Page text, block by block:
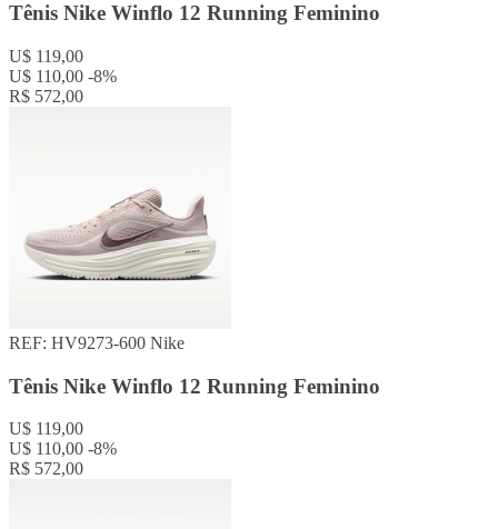
Tênis Nike Winflo 12 Running Feminino
U$ 119,00
U$ 110,00 -8%
R$ 572,00
REF: HV9273-600 Nike
Tênis Nike Winflo 12 Running Feminino
U$ 119,00
U$ 110,00 -8%
R$ 572,00